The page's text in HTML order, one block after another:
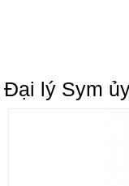
Đại lý Sym